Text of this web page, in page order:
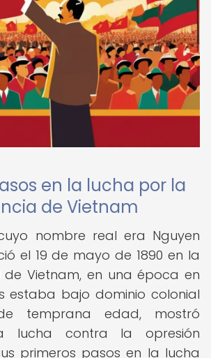
en la lucha por la
de Vietnam
nombre real era Nguyen
el 19 de mayo de 1890 en la
Vietnam, en una época en
estaba bajo dominio colonial
temprana edad, mostró
lucha contra la opresión
primeros pasos en la lucha